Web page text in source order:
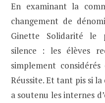
En examinant la
changement de
Ginette Solidarité le
silence : les élèves
simplement
Réussite. Et tant pis si
a soutenu les internes